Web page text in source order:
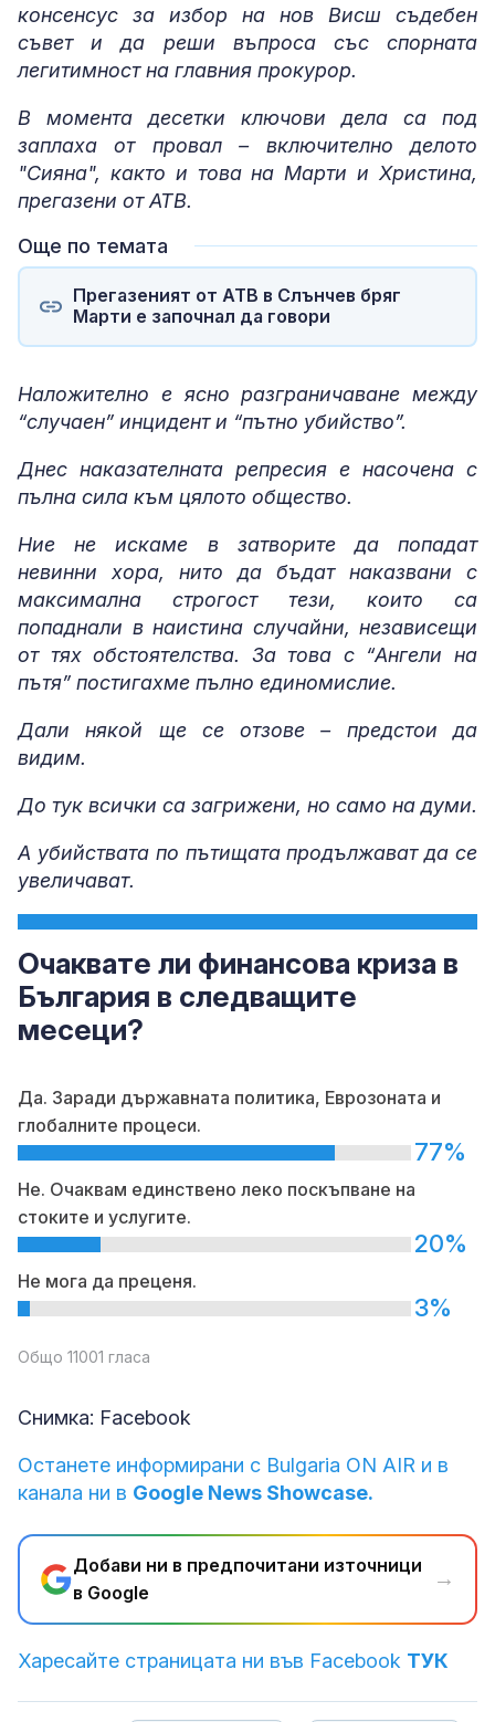
консенсус за избор на нов Висш съдебен
съвет и да реши въпроса със спорната
легитимност на главния прокурор.
В момента десетки ключови дела са под
заплаха от провал – включително делото
"Сияна", както и това на Марти и Христина,
прегазени от АТВ.
Още по темата
Прегазеният от АТВ в Слънчев бряг
Марти е започнал да говори
Наложително е ясно разграничаване между
“случаен” инцидент и “пътно убийство”.
Днес наказателната репресия е насочена с
пълна сила към цялото общество.
Ние не искаме в затворите да попадат
невинни хора, нито да бъдат наказвани с
максимална строгост тези, които са
попаднали в наистина случайни, независещи
от тях обстоятелства. За това с “Ангели на
пътя” постигахме пълно единомислие.
Дали някой ще се отзове – предстои да
видим.
До тук всички са загрижени, но само на думи.
А убийствата по пътищата продължават да се
увеличават.
Очаквате ли финансова криза в
България в следващите
месеци?
Да. Заради държавната политика, Еврозоната и
глобалните процеси.
77%
Не. Очаквам единствено леко поскъпване на
стоките и услугите.
20%
Не мога да преценя.
3%
Общо 11001 гласа
Снимка: Facebook
Останете информирани с Bulgaria ON AIR и в
канала ни в Google News Showcase.
Добави ни в предпочитани източници
в Google
→
Харесайте страницата ни във Facebook ТУК